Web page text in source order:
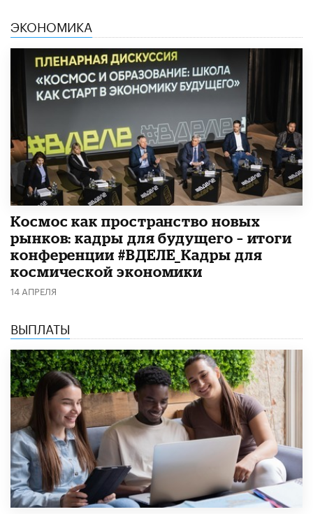
ЭКОНОМИКА
Космос как пространство новых
рынков: кадры для будущего – итоги
конференции #ВДЕЛЕ_Кадры для
космической экономики
14 АПРЕЛЯ
ВЫПЛАТЫ